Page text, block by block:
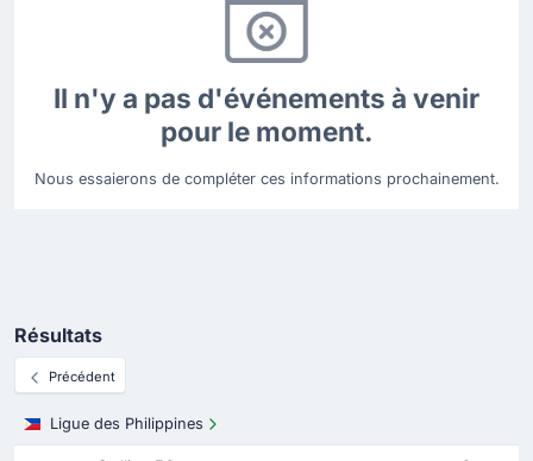
Il n'y a pas d'événements à venir
pour le moment.
Nous essaierons de compléter ces informations prochainement.
Résultats
Précédent
Ligue des Philippines